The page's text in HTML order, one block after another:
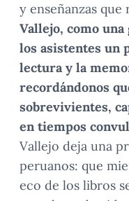
y enseñanzas
Vallejo, como una
los asistentes un
lectura y la
recordándonos
sobrevivientes,
en tiempos
Vallejo deja una
peruanos: que
eco de los libros